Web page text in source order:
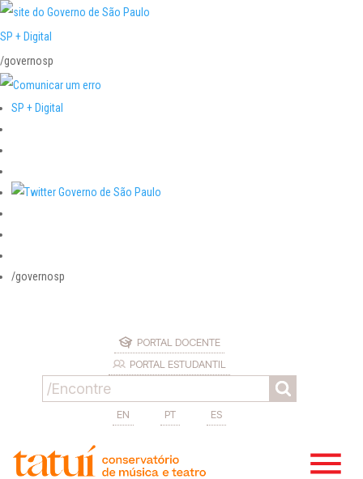
SP + Digital
/governosp
SP + Digital
/governosp
PORTAL DOCENTE
PORTAL ESTUDANTIL
EN PT ES